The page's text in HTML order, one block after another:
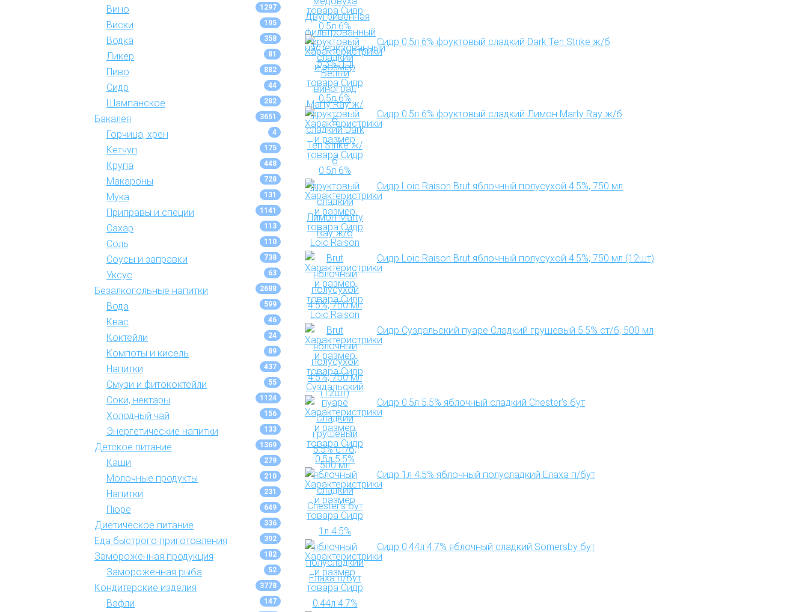
Вино 1297
Виски 195
Водка 358
Ликер 81
Пиво 882
Сидр 44
Шампанское 282
Бакалея 3651
Горчица, хрен 4
Кетчуп 175
Крупа 448
Макароны 728
Мука 131
Приправы и специи 1141
Сахар 113
Соль 110
Соусы и заправки 738
Уксус 63
Безалкогольные напитки 2688
Вода 599
Квас 46
Коктейли 24
Компоты и кисель 89
Напитки 437
Смузи и фитококтейли 55
Соки, нектары 1124
Холодный чай 156
Энергетические напитки 133
Детское питание 1369
Каши 279
Молочные продукты 210
Напитки 231
Пюре 649
Диетическое питание 336
Еда быстрого приготовления 392
Замороженная продукция 182
Замороженная рыба 52
Кондитерские изделия 3778
Вафли 147
Сидр 0.5л 6% фруктовый сладкий Dark Ten Strike ж/б
Сидр 0.5л 6% фруктовый сладкий Лимон Marty Ray ж/б
Сидр Loic Raison Brut яблочный полусухой 4.5%, 750 мл
Сидр Loic Raison Brut яблочный полусухой 4.5%, 750 мл (12шт)
Сидр Суздальский пуаре Сладкий грушевый 5.5% ст/б, 500 мл
Сидр 0.5л 5.5% яблочный сладкий Chester's бут
Сидр 1л 4.5% яблочный полусладкий Елаха п/бут
Сидр 0.44л 4.7% яблочный сладкий Somersby бут